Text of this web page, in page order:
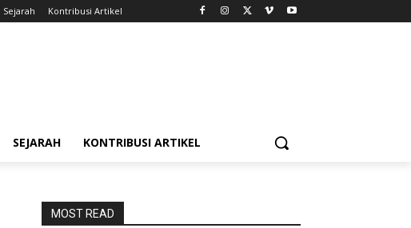
Sejarah Kontribusi Artikel
SEJARAH KONTRIBUSI ARTIKEL
MOST READ